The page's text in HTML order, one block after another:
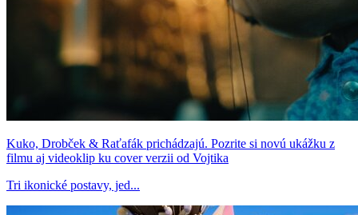
Kuko, Drobček & Raťafák prichádzajú. Pozrite si novú ukážku z
filmu aj videoklip ku cover verzii od Vojtika
Tri ikonické postavy, jed...